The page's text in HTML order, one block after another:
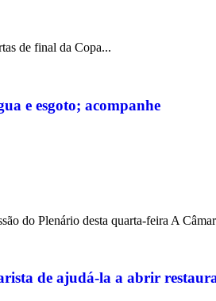
de final da Copa...
e esgoto; acompanhe
do Plenário desta quarta-feira A
de ajudá-la a abrir